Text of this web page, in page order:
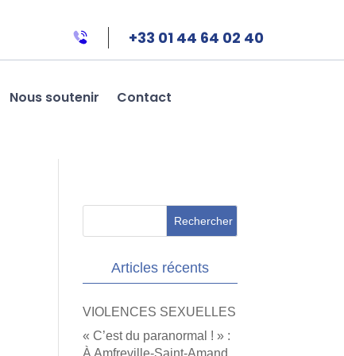
+33 01 44 64 02 40
Nous soutenir Contact
Articles récents
VIOLENCES SEXUELLES
« C’est du paranormal ! » :
À Amfreville-Saint-Amand,